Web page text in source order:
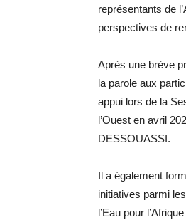
représentants de
perspectives de
Après une brève
la parole aux
appui lors de la
l’Ouest en avril
DESSOUASSI.
Il a également
initiatives parmi
l’Eau pour